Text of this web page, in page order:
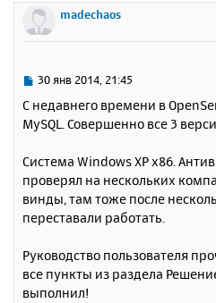
н
и
madechaos
С
о
б
е
н
е
30 янв 2014, 21:45
С недавнего времени в
MySQL. Совершенно все 3
Система Windows XP x86.
проверял на нескольких
винды, там тоже после
переставали работать.
Руководство пользователя
все пункты из раздела
выполнил!